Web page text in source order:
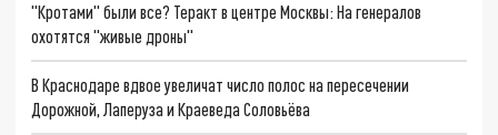
"Кротами" были все? Теракт в центре Москвы: На генералов
охотятся "живые дроны"
В Краснодаре вдвое увеличат число полос на пересечении
Дорожной, Лаперуза и Краеведа Соловьёва